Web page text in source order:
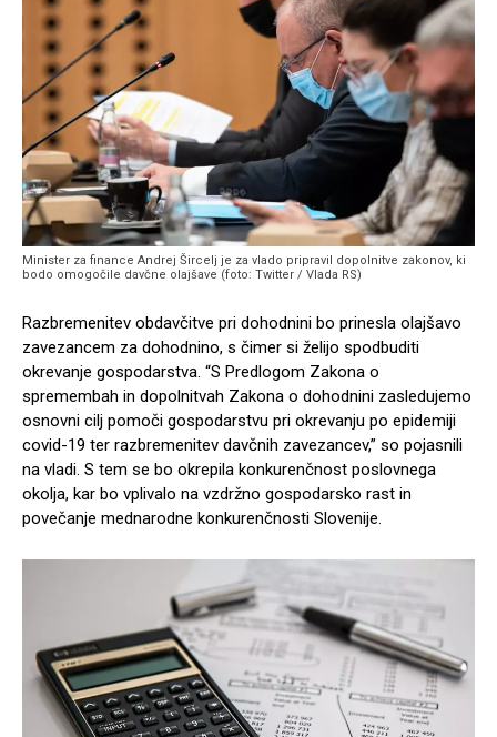
Minister za finance Andrej Šircelj je za vlado pripravil dopolnitve zakonov, ki
bodo omogočile davčne olajšave (foto: Twitter / Vlada RS)
Razbremenitev obdavčitve pri dohodnini bo prinesla olajšavo
zavezancem za dohodnino, s čimer si želijo spodbuditi
okrevanje gospodarstva. “S Predlogom Zakona o
spremembah in dopolnitvah Zakona o dohodnini zasledujemo
osnovni cilj pomoči gospodarstvu pri okrevanju po epidemiji
covid-19 ter razbremenitev davčnih zavezancev,” so pojasnili
na vladi. S tem se bo okrepila konkurenčnost poslovnega
okolja, kar bo vplivalo na vzdržno gospodarsko rast in
povečanje mednarodne konkurenčnosti Slovenije.